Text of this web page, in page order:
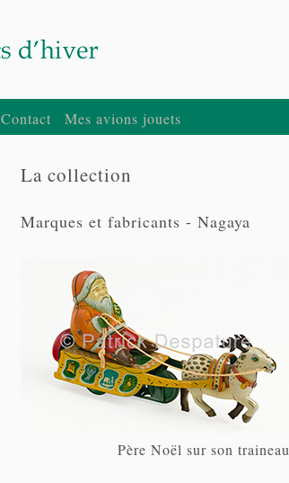
Contact Mes avions jouets
La collection
Marques et fabricants - Nagaya
Père Noël sur son traineau